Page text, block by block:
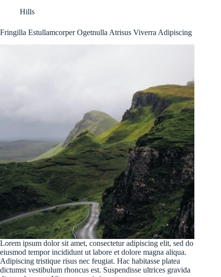
Hills
Fringilla Estullamcorper Ogetnulla Atrisus Viverra Adipiscing
Lorem ipsum dolor sit amet, consectetur adipiscing elit, sed do
eiusmod tempor incididunt ut labore et dolore magna aliqua.
Adipiscing tristique risus nec feugiat. Hac habitasse platea
dictumst vestibulum rhoncus est. Suspendisse ultrices gravida